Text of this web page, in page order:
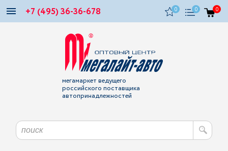
+7 (495) 36-36-678 0 0 0
мегамаркет ведущего
российского поставщика
автопринадлежностей